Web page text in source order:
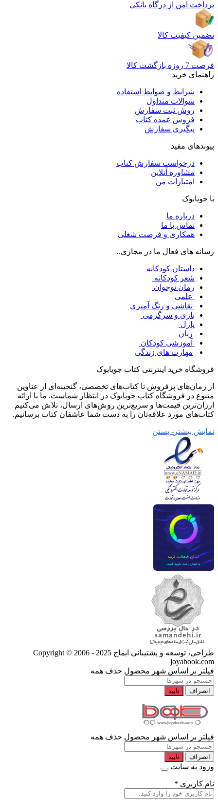
پرداخت امن از درگاه بانکی
تضمین کیفیت کالا
فرصت 7 روزه بازگشت کالا
راهنمای خرید
شرایط و ضوابط استفاده
سوالات متداول
روش ثبت سفارش
فروش عمده کتاب
پیگیری سفارش
پیوندهای مفید
درخواست سفارش کتاب
مشاوره آنلاین
امتیازات من
با جویابوک
درباره ما
تماس با ما
همکاری و فرصت شغلی
رسانه های فعال ما در مجازی..
داستان کودکانه
شعر کودکانه
رمان نوجوان
علمی
نقاشی و رنگ آمیزی
بازی و سرگرمی
پازل
زبان
آموزشی کودکان
مهارت های زندگی
فروشگاه خرید اینترنتی کتاب جویابوک
از رمان‌های پرفروش تا کتاب‌های تخصصی، گنجینه‌ای از عناوین
متنوع در فروشگاه کتاب جویابوک در انتظار شماست. ما با ارائه
ارزان‌ترین قیمت‌ها و سریع‌ترین روش‌های ارسال، تلاش می‌کنیم
کتاب‌های مورد علاقه‌تان را به دست شما عاشقان کتاب برسانیم.
نمایش بیشتر - بستن
طراحی، توسعه و پشتیبانی ایماج Copyright © 2006 - 2025
joyabook.com
فیلتر بر اساس شهر محصول حذف همه
انصراف تایید
فیلتر بر اساس شهر محصول حذف همه
انصراف تایید
ورود به سایت
نام کاربری *